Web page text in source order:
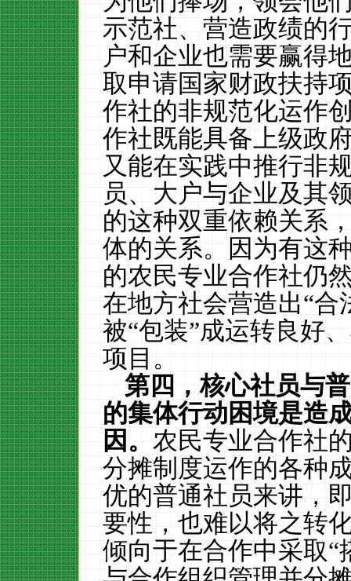
示范社、营造政绩的
户和企业也需要赢得
取申请国家财政扶持
作社的非规范化运作
作社既能具备上级政
又能在实践中推行非
员、大户与企业及其
的这种双重依赖关系
体的关系。因为有这
的农民专业合作社仍
在地方社会营造出“合
被“包装”成运转良好
项目。
第四，核心社员与
的集体行动困境是造
因。农民专业合作社
分摊制度运作的各种
优的普通社员来讲，
要性，也难以将之转
倾向于在合作中采取“